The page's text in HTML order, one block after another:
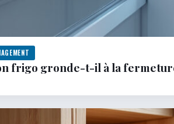
frigo gronde-t-il à la